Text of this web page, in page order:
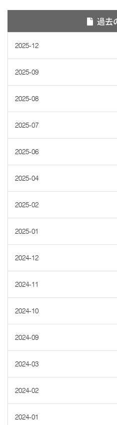
過去
2025-12
2025-09
2025-08
2025-07
2025-06
2025-04
2025-02
2025-01
2024-12
2024-11
2024-10
2024-09
2024-03
2024-02
2024-01